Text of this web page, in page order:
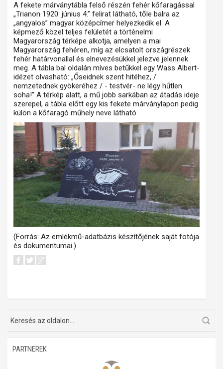
A fekete márványtábla felső részén fehér kőfaragással
„Trianon 1920. június 4.” felirat látható, tőle balra az
„angyalos” magyar középcímer helyezkedik el. A
képmező közel teljes felületét a történelmi
Magyarország térképe alkotja, amelyen a mai
Magyarország fehéren, míg az elcsatolt országrészek
fehér határvonallal és elnevezésükkel jelezve jelennek
meg. A tábla bal oldalán míves betűkkel egy Wass Albert-
idézet olvasható: „Őseidnek szent hitéhez, /
nemzetednek gyökeréhez / - testvér- ne légy hűtlen
soha!” A térkép alatt, a mű jobb sarkában az átadás ideje
szerepel, a tábla előtt egy kis fekete márványlapon pedig
külön a kőfaragó műhely neve látható.
(Forrás: Az emlékmű-adatbázis készítőjének saját fotója
és dokumentumai.)
PARTNEREK